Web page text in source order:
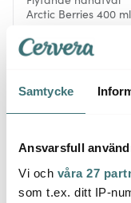
Samtycke
Ansvarsfull
Vi och våra 27
som t.ex. ditt IP-
Arctic Berries 400 ml
69 kr
Låt dig